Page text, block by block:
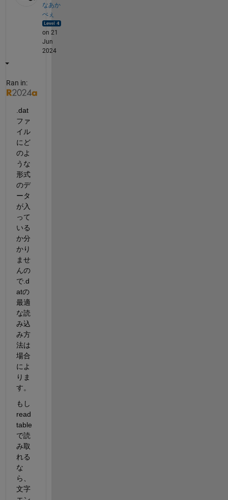
なあか
べぇ
on 21
Jun
2024
Ran in:
.dat
ファ
イル
にど
のよ
うな
形式
のデ
ータ
が入
って
いる
か分
かり
ませ
んの
で.d
atの
最適
な読
み込
み方
法は
場合
によ
りま
す。
もし
read
table
で読
み取
れる
な
ら、
文字